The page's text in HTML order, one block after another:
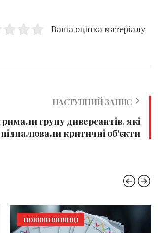
Ваша оцінка матеріалу
НАСТУПНИЙ ЗАПИС
групу диверсантів, які
підпалювали критичні об'єкти
НОВИНИ ВІННИЦІ